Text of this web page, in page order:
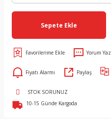
Sepete Ekle
Yorum Yaz
Fiyatı Alarmı Paylaş
STOK SORUNUZ
10-15 Günde Kargoda